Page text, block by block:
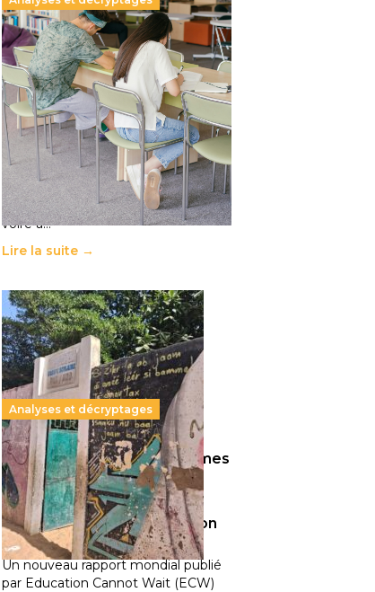
Supérieur privé : une dérive
qui met à mal la promesse
républicaine
11 juillet 2026- National
Le projet de loi sur la régulation de
l’enseignement supérieur privé met
en lumière l’amplification d’un
système qui relègue l’acte
pédagogique au superfétatoire,
voire à…
Lire la suite →
Analyses et décryptages
258 millions d’enfants victimes
de la guerre, des chocs
climatiques et des
déplacements de population
11 juillet 2026 -National
Un nouveau rapport mondial publié
par Education Cannot Wait (ECW)